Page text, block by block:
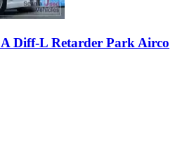
Diff-L Retarder Park Airco